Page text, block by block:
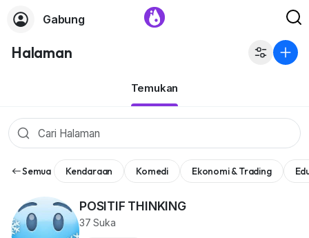
Gabung
Halaman
Temukan
Semua Kendaraan Komedi Ekonomi & Trading
POSITIF THINKING
37 Suka